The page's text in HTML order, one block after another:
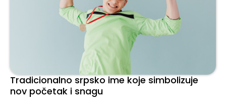
Tradicionalno srpsko ime koje simbolizuje
nov početak i snagu